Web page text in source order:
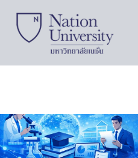
content